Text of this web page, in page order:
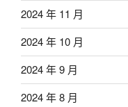
2024 年 11 月
2024 年 10 月
2024 年 9 月
2024 年 8 月